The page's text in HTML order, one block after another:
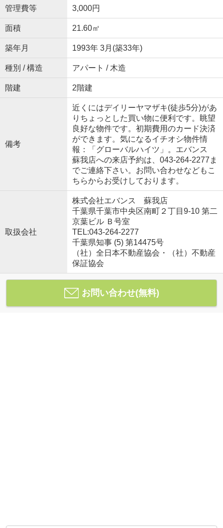
管理費等 3,000円
面積 21.60㎡
築年月 1993年 3月(築33年)
種別 / 構造 アパート / 木造
階建 2階建
備考
近くにはデイリーヤマザキ(徒歩5分)があ
りちょっとした買い物に便利です。眺望
良好な物件です。初期費用のカード決済
ができます。気になるイチオシ物件情
報：「グローバルハイツ」。エバンス
蘇我店への来店予約は、043-264-2277ま
でご連絡下さい。お問い合わせなどもこ
ちらからお受けしております。
取扱会社
株式会社エバンス 蘇我店
千葉県千葉市中央区南町２丁目9-10 第二
京葉ビル Ｂ号室
TEL:043-264-2277
千葉県知事 (5) 第14475号
（社）全日本不動産協会・（社）不動産
保証協会
お問い合わせ(無料)